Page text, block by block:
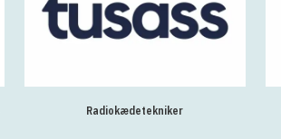
Radiokædetekniker